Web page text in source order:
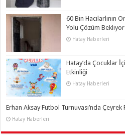
60 Bin Hacılarlının
Yolu Çözüm Bekliyor
Hatay Haberleri
Hatay’da Çocuklar
Etkinliği
Hatay Haberleri
Erhan Aksay Futbol Turnuvası’nda Çeyrek
Hatay Haberleri